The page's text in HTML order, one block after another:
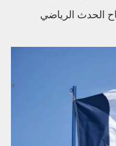
الحدث الرياضي